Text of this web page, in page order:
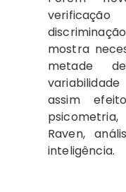
mostra
metade
assim
Raven,
inteligência.